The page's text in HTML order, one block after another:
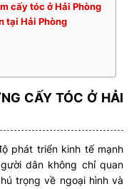
cấy tóc ở Hải Phòng
tại Hải Phòng
CẤY TÓC Ở HẢI
phát triển kinh tế mạnh
dân không chỉ quan
trọng về ngoại hình và